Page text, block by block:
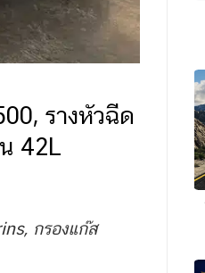
รางหัวฉีด
42L
กรองแก๊ส